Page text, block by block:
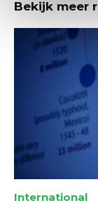
Bekijk meer
International